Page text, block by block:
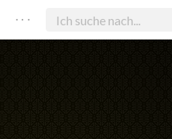
. . .